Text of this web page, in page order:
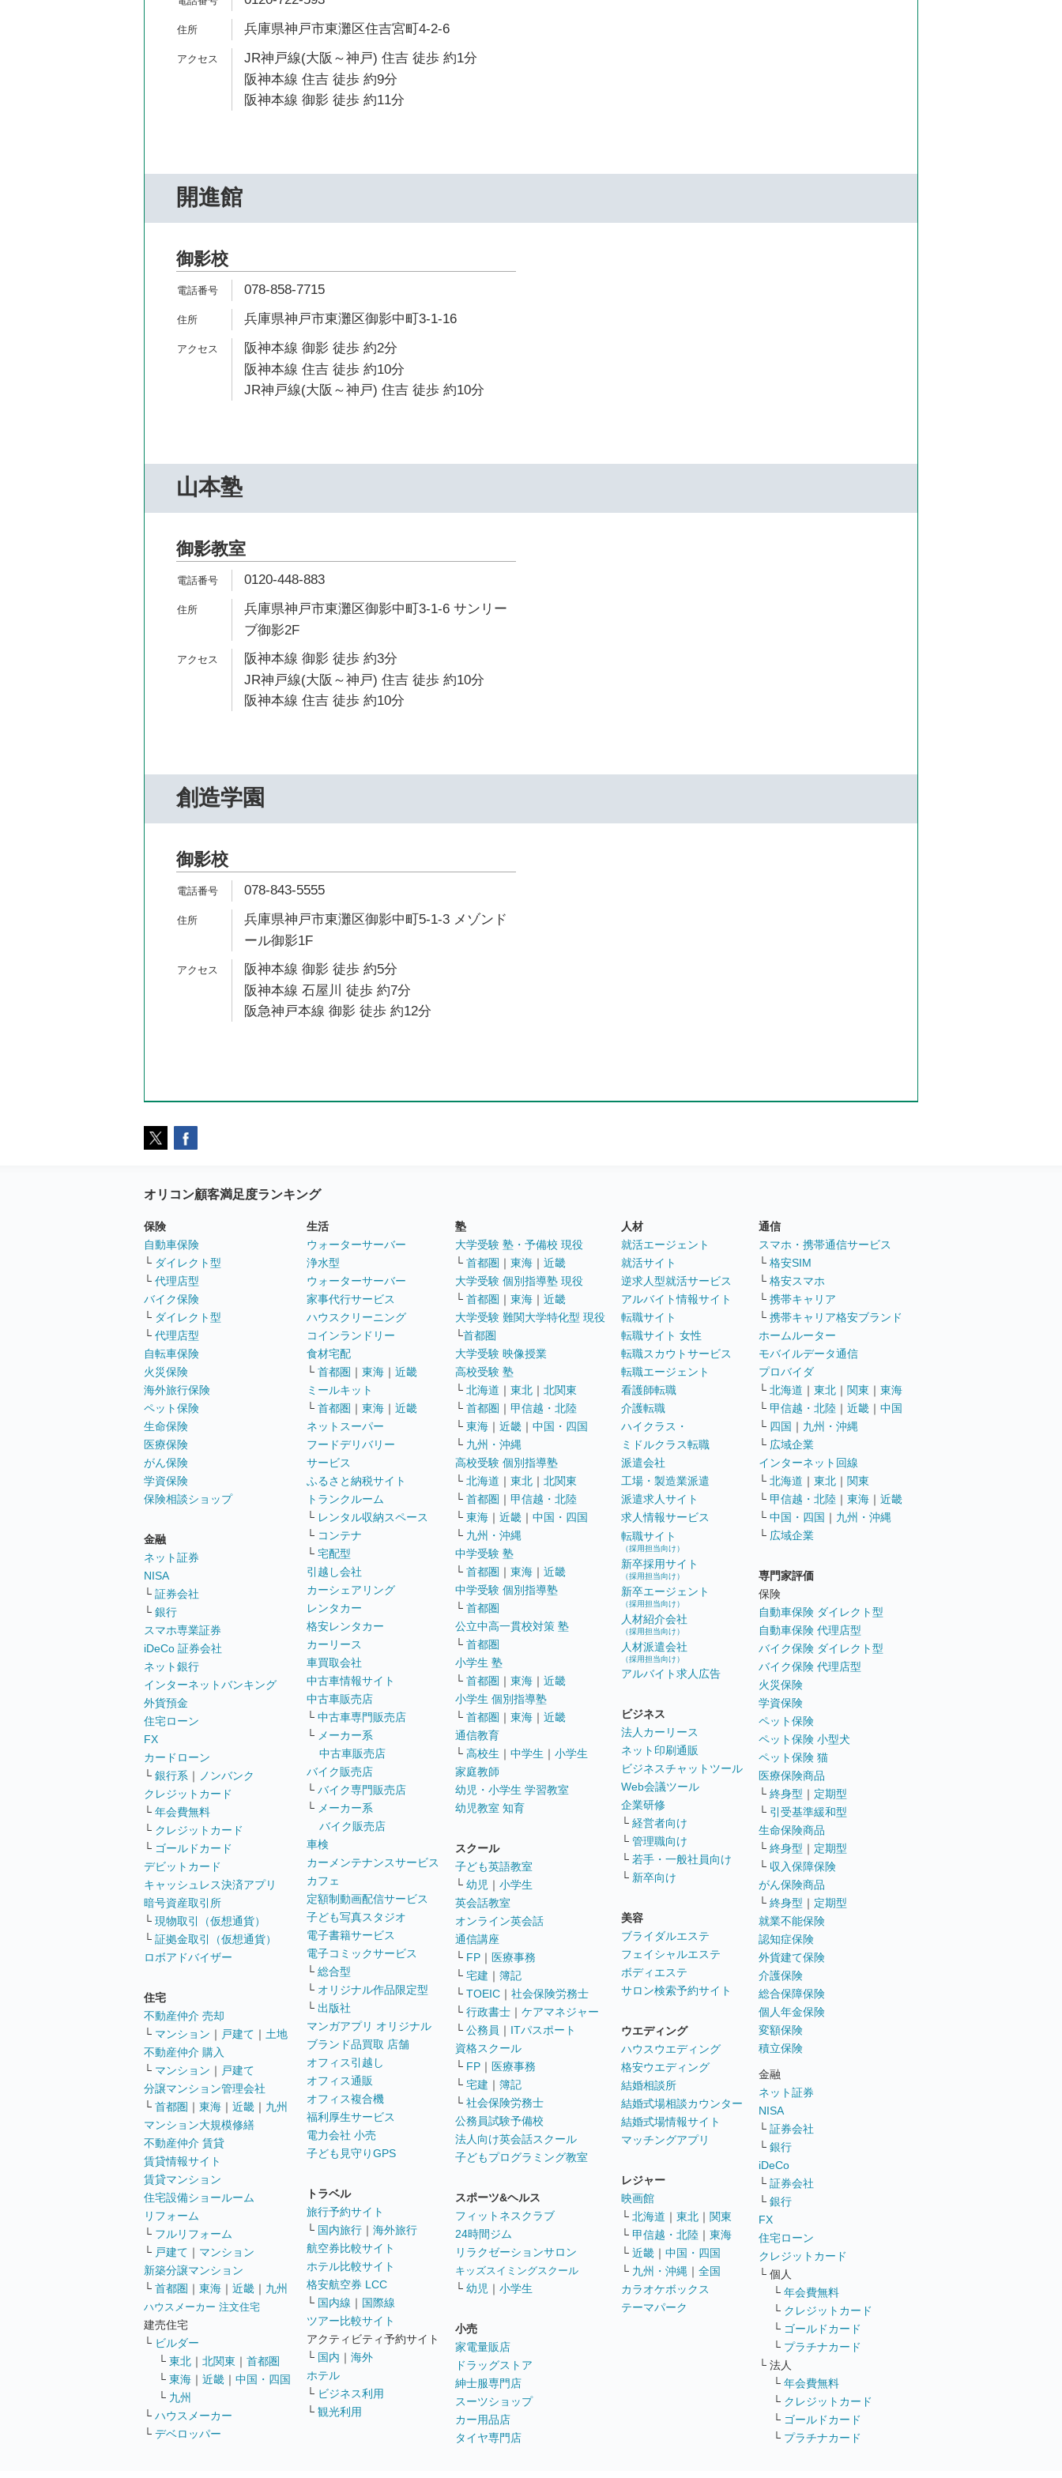
兵庫県神戸市東灘区住吉宮町4-2-6
JR神戸線(大阪～神戸) 住吉 徒歩 約1分
阪神本線 住吉 徒歩 約9分
阪神本線 御影 徒歩 約11分
開進館
御影校
078-858-7715
兵庫県神戸市東灘区御影中町3-1-16
阪神本線 御影 徒歩 約2分
阪神本線 住吉 徒歩 約10分
JR神戸線(大阪～神戸) 住吉 徒歩 約10分
山本塾
御影教室
0120-448-883
兵庫県神戸市東灘区御影中町3-1-6 サンリー
ブ御影2F
阪神本線 御影 徒歩 約3分
JR神戸線(大阪～神戸) 住吉 徒歩 約10分
阪神本線 住吉 徒歩 約10分
創造学園
御影校
078-843-5555
兵庫県神戸市東灘区御影中町5-1-3 メゾンド
ール御影1F
阪神本線 御影 徒歩 約5分
阪神本線 石屋川 徒歩 約7分
阪急神戸本線 御影 徒歩 約12分
オリコン顧客満足度ランキング
保険
自動車保険
└ ダイレクト型
└ 代理店型
バイク保険
└ ダイレクト型
└ 代理店型
自転車保険
火災保険
海外旅行保険
ペット保険
生命保険
医療保険
がん保険
学資保険
保険相談ショップ
金融
ネット証券
NISA
└ 証券会社
└ 銀行
スマホ専業証券
iDeCo 証券会社
ネット銀行
インターネットバンキング
外貨預金
住宅ローン
FX
カードローン
└ 銀行系 ｜
ノンバンク
クレジットカード
└ 年会費無料
└ クレジットカード
└ ゴールドカード
デビットカード
キャッシュレス決済アプリ
暗号資産取引所
└ 現物取引（仮想通貨）
└ 証拠金取引（仮想通貨）
ロボアドバイザー
住宅
不動産仲介 売却
└ マンション ｜ 戸建て ｜ 土地
不動産仲介 購入
└ マンション ｜ 戸建て
分譲マンション管理会社
└ 首都圏 ｜ 東海 ｜ 近畿 ｜ 九州
マンション大規模修繕
不動産仲介 賃貸
賃貸情報サイト
賃貸マンション
住宅設備ショールーム
リフォーム
└ フルリフォーム
└ 戸建て ｜ マンション
新築分譲マンション
└ 首都圏 ｜ 東海 ｜ 近畿 ｜ 九州
ハウスメーカー 注文住宅
建売住宅
└ ビルダー
└ 東北 ｜ 北関東 ｜ 首都圏
└ 東海 ｜ 近畿 ｜ 中国・四国
└ 九州
└ ハウスメーカー
└ デベロッパー
生活
ウォーターサーバー
浄水型
ウォーターサーバー
家事代行サービス
ハウスクリーニング
コインランドリー
食材宅配
└ 首都圏 ｜ 東海 ｜ 近畿
ミールキット
└ 首都圏 ｜ 東海 ｜ 近畿
ネットスーパー
フードデリバリー
サービス
ふるさと納税サイト
トランクルーム
└ レンタル収納スペース
└ コンテナ
└ 宅配型
引越し会社
カーシェアリング
レンタカー
格安レンタカー
カーリース
車買取会社
中古車情報サイト
中古車販売店
└ 中古車専門販売店
└ メーカー系
中古車販売店
バイク販売店
└ バイク専門販売店
└ メーカー系
バイク販売店
車検
カーメンテナンスサービス
カフェ
定額制動画配信サービス
子ども写真スタジオ
電子書籍サービス
電子コミックサービス
└ 総合型
└ オリジナル作品限定型
└ 出版社
マンガアプリ オリジナル
ブランド品買取 店舗
オフィス引越し
オフィス通販
オフィス複合機
福利厚生サービス
電力会社 小売
子ども見守りGPS
トラベル
旅行予約サイト
└ 国内旅行 ｜ 海外旅行
航空券比較サイト
ホテル比較サイト
格安航空券 LCC
└ 国内線 ｜ 国際線
ツアー比較サイト
アクティビティ予約サイト
└ 国内 ｜ 海外
ホテル
└ ビジネス利用
└ 観光利用
塾
大学受験 塾・予備校 現役
└ 首都圏 ｜ 東海 ｜ 近畿
大学受験 個別指導塾 現役
└ 首都圏 ｜ 東海 ｜ 近畿
大学受験 難関大学特化型 現役
└首都圏
大学受験 映像授業
高校受験 塾
└ 北海道 ｜ 東北 ｜ 北関東
└ 首都圏 ｜ 甲信越・北陸
└ 東海 ｜ 近畿 ｜ 中国・四国
└ 九州・沖縄
高校受験 個別指導塾
└ 北海道 ｜ 東北 ｜ 北関東
└ 首都圏 ｜ 甲信越・北陸
└ 東海 ｜ 近畿 ｜ 中国・四国
└ 九州・沖縄
中学受験 塾
└ 首都圏 ｜ 東海 ｜ 近畿
中学受験 個別指導塾
└ 首都圏
公立中高一貫校対策 塾
└ 首都圏
小学生 塾
└ 首都圏 ｜ 東海 ｜ 近畿
小学生 個別指導塾
└ 首都圏 ｜ 東海 ｜ 近畿
通信教育
└ 高校生 ｜ 中学生 ｜ 小学生
家庭教師
幼児・小学生 学習教室
幼児教室 知育
スクール
子ども英語教室
└ 幼児 ｜ 小学生
英会話教室
オンライン英会話
通信講座
└ FP ｜ 医療事務
└ 宅建 ｜ 簿記
└ TOEIC ｜ 社会保険労務士
└ 行政書士 ｜ ケアマネジャー
└ 公務員 ｜ ITパスポート
資格スクール
└ FP ｜ 医療事務
└ 宅建 ｜ 簿記
└ 社会保険労務士
公務員試験予備校
法人向け英会話スクール
子どもプログラミング教室
スポーツ&ヘルス
フィットネスクラブ
24時間ジム
リラクゼーションサロン
キッズスイミングスクール
└ 幼児 ｜ 小学生
小売
家電量販店
ドラッグストア
紳士服専門店
スーツショップ
カー用品店
タイヤ専門店
人材
就活エージェント
就活サイト
逆求人型就活サービス
アルバイト情報サイト
転職サイト
転職サイト 女性
転職スカウトサービス
転職エージェント
看護師転職
介護転職
ハイクラス・
ミドルクラス転職
派遣会社
工場・製造業派遣
派遣求人サイト
求人情報サービス
転職サイト
（採用担当向け）
新卒採用サイト
（採用担当向け）
新卒エージェント
（採用担当向け）
人材紹介会社
（採用担当向け）
人材派遣会社
（採用担当向け）
アルバイト求人広告
ビジネス
法人カーリース
ネット印刷通販
ビジネスチャットツール
Web会議ツール
企業研修
└ 経営者向け
└ 管理職向け
└ 若手・一般社員向け
└ 新卒向け
美容
ブライダルエステ
フェイシャルエステ
ボディエステ
サロン検索予約サイト
ウエディング
ハウスウエディング
格安ウエディング
結婚相談所
結婚式場相談カウンター
結婚式場情報サイト
マッチングアプリ
レジャー
映画館
└ 北海道 ｜ 東北 ｜ 関東
└ 甲信越・北陸 ｜ 東海
└ 近畿 ｜ 中国・四国
└ 九州・沖縄 ｜ 全国
カラオケボックス
テーマパーク
通信
スマホ・携帯通信サービス
└ 格安SIM
└ 格安スマホ
└ 携帯キャリア
└ 携帯キャリア格安ブランド
ホームルーター
モバイルデータ通信
プロバイダ
└ 北海道 ｜ 東北 ｜ 関東 ｜ 東海
└ 甲信越・北陸 ｜ 近畿 ｜ 中国
└ 四国 ｜ 九州・沖縄
└ 広域企業
インターネット回線
└ 北海道 ｜ 東北 ｜ 関東
└ 甲信越・北陸 ｜ 東海 ｜ 近畿
└ 中国・四国 ｜ 九州・沖縄
└ 広域企業
専門家評価
保険
自動車保険 ダイレクト型
自動車保険 代理店型
バイク保険 ダイレクト型
バイク保険 代理店型
火災保険
学資保険
ペット保険
ペット保険 小型犬
ペット保険 猫
医療保険商品
└ 終身型 ｜ 定期型
└ 引受基準緩和型
生命保険商品
└ 終身型 ｜ 定期型
└ 収入保障保険
がん保険商品
└ 終身型 ｜ 定期型
就業不能保険
認知症保険
外貨建て保険
介護保険
総合保障保険
個人年金保険
変額保険
積立保険
金融
ネット証券
NISA
└ 証券会社
└ 銀行
iDeCo
└ 証券会社
└ 銀行
FX
住宅ローン
クレジットカード
└ 個人
└ 年会費無料
└ クレジットカード
└ ゴールドカード
└ プラチナカード
└ 法人
└ 年会費無料
└ クレジットカード
└ ゴールドカード
└ プラチナカード